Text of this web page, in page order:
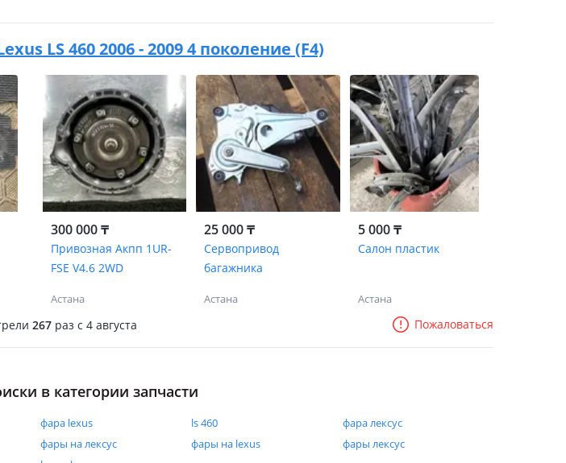
LS 460 2006 - 2009 4 поколение (F4)
300 000 ₸
Привозная Акпп 1UR-
FSE V4.6 2WD
Астана
25 000 ₸
Сервопривод
багажника
Астана
5 000 ₸
Салон пластик
Астана
267 раз c 4 августа Пожаловаться
в категории запчасти
фара lexus ls 460
фара лексус
фары на лексус фары на lexus
фары лексус